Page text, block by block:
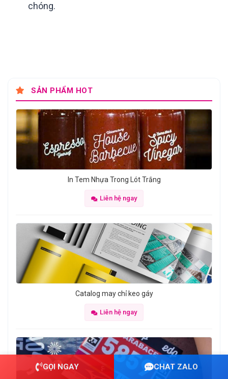
chóng.
SẢN PHẨM HOT
In Tem Nhựa Trong Lót Trắng
Liên hệ ngay
Catalog may chỉ keo gáy
Liên hệ ngay
GỌI NGAY CHAT ZALO